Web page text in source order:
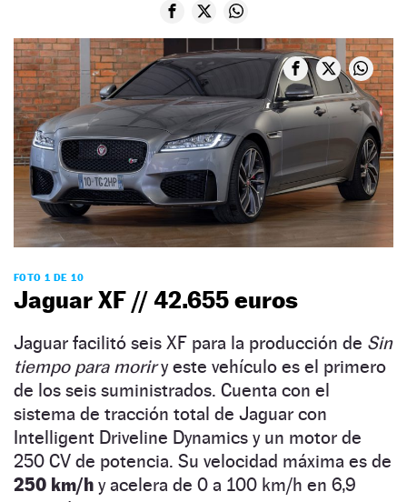
FOTO 1 DE 10
Jaguar XF // 42.655 euros
Jaguar facilitó seis XF para la producción de Sin
tiempo para moriry este vehículo es el primero
de los seis suministrados. Cuenta con el
sistema de tracción total de Jaguar con
Intelligent Driveline Dynamics y un motor de
250 CV de potencia. Su velocidad máxima es de
250 km/h y acelera de 0 a 100 km/h en 6,9